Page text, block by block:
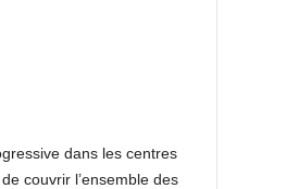
dans les centres
couvrir l’ensemble des